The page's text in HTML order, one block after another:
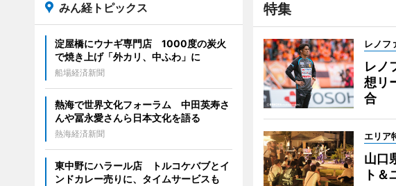
特集
レノフ
レノ
想リ
合
エリア
山口
ト＆
みん経トピックス
淀屋橋にウナギ専門店 1000度の炭火
で焼き上げ「外カリ、中ふわ」に
船場経済新聞
熱海で世界文化フォーラム 中田英寿さ
んや冨永愛さんら日本文化を語る
熱海経済新聞
東中野にハラール店 トルコケバブとイ
ンドカレー売りに、タイムサービスも